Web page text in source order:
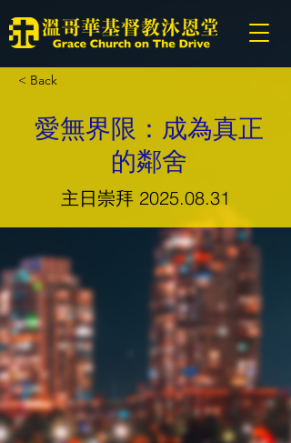
< Back
愛無界限：成為真正
的鄰舍
主日崇拜 2025.08.31